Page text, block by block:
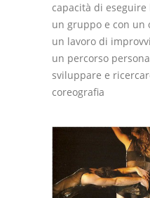
capacità di
un gruppo e con un
un lavoro di
un percorso
sviluppare e
coreografia